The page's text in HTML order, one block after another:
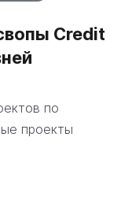
Credit
по
проекты